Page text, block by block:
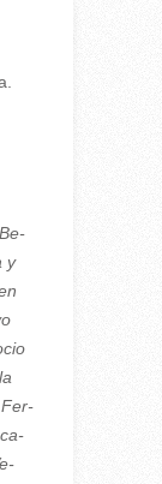
Be­
y
Fer­